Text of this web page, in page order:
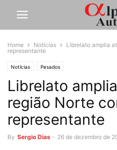
Home Notícias
Librelato amplia
representante
Notícias Pesados
Librelato
região Norte
representante
By Sergio Dias - 26 de dezembro de